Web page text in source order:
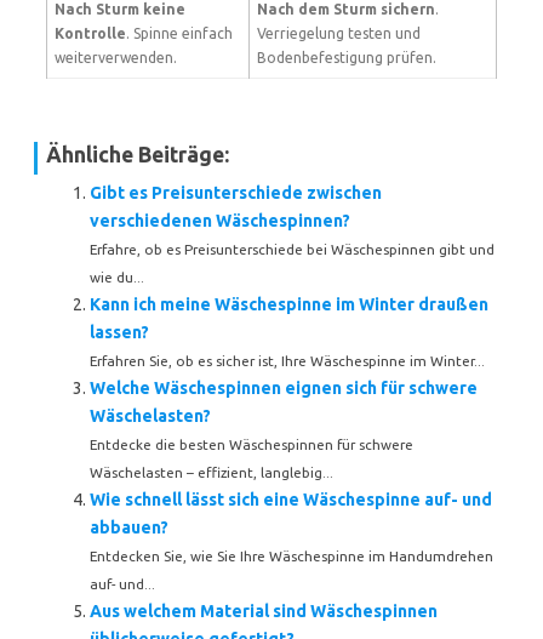
Nach Sturm keine
Kontrolle. Spinne einfach
weiterverwenden.
Nach dem Sturm sichern.
Verriegelung testen und
Bodenbefestigung prüfen.
Ähnliche Beiträge:
Gibt es Preisunterschiede zwischen
verschiedenen Wäschespinnen?
Erfahre, ob es Preisunterschiede bei Wäschespinnen gibt und
wie du...
Kann ich meine Wäschespinne im Winter draußen
lassen?
Erfahren Sie, ob es sicher ist, Ihre Wäschespinne im Winter...
Welche Wäschespinnen eignen sich für schwere
Wäschelasten?
Entdecke die besten Wäschespinnen für schwere
Wäschelasten – effizient, langlebig...
Wie schnell lässt sich eine Wäschespinne auf- und
abbauen?
Entdecken Sie, wie Sie Ihre Wäschespinne im Handumdrehen
auf- und...
Aus welchem Material sind Wäschespinnen